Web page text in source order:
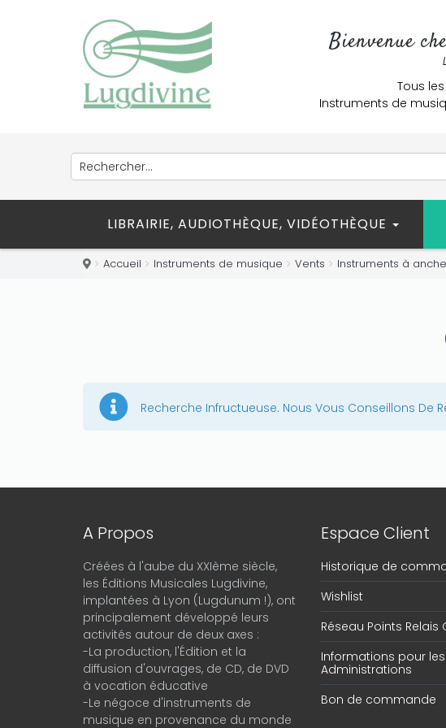
Bienvenue
Tous
Instruments de
LIBRAIRIE, AUDIOTHÈQUE, VIDÉOTHÈQUE
Accueil Instruments de musique Vents Instruments à anche
Recherche Infructueuse. Nous Vous Conseillons De
A Propos
Créées à l'aube du XXIème siècle,
les Éditions Musicales Lugdivine,
implantées à Lyon (Lugdunum !), ont
principalement développé leurs
activités autour de deux axes :
-La production, l'Édition et la
diffusion d'ouvrages, de CD, de DVD
à vocation éducative
-Le négoce d'instruments de
musique en provenance du monde
Espace Client
Historique de
Wishlist
Réseau Points Relais
Informations pour les
Administrations
Bon de commande